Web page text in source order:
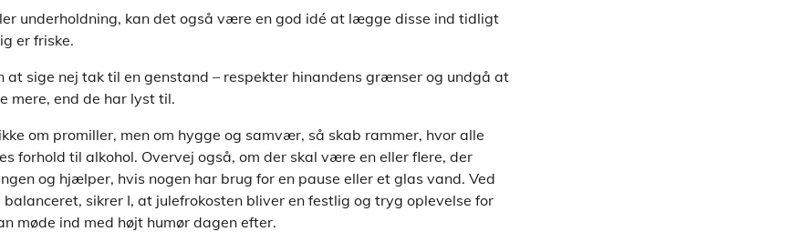
underholdning, kan det også være en god idé at lægge disse ind tidligt
er friske.
at sige nej tak til en genstand – respekter hinandens grænser og undgå at
mere, end de har lyst til.
om promiller, men om hygge og samvær, så skab rammer, hvor alle
forhold til alkohol. Overvej også, om der skal være en eller flere, der
og hjælper, hvis nogen har brug for en pause eller et glas vand. Ved
sikrer I, at julefrokosten bliver en festlig og tryg oplevelse for
møde ind med højt humør dagen efter.